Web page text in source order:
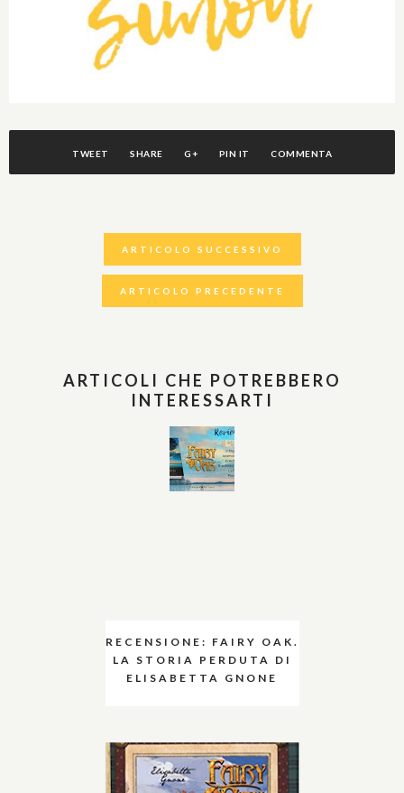
TWEET SHARE G+ PIN IT COMMENTA
ARTICOLO SUCCESSIVO
ARTICOLO PRECEDENTE
ARTICOLI CHE POTREBBERO
INTERESSARTI
RECENSIONE: FAIRY OAK.
LA STORIA PERDUTA DI
ELISABETTA GNONE